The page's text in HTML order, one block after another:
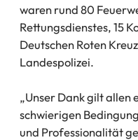
waren rund 80
Rettungsdienstes, 15
Deutschen Roten
Landespolizei.
„Unser Dank gilt
schwierigen
und Professionalität